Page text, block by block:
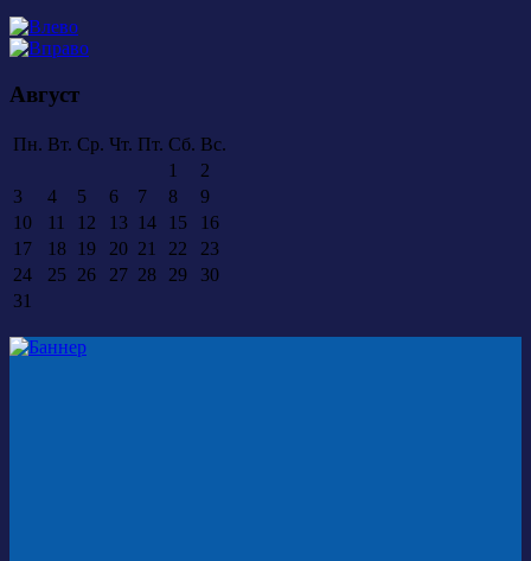
Август
Пн. Вт. Ср. Чт. Пт. Сб. Вс.
1
2
3
4 5 6 7 8
9
10
11 12 13 14 15
16
17
18 19 20 21 22
23
24
25 26 27 28 29
30
31